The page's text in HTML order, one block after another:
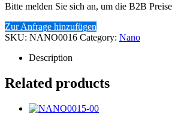
Bitte melden Sie sich an, um die B2B
Zur Anfrage hinzufügen
SKU: NANO0016 Category: Nano
Description
Related products